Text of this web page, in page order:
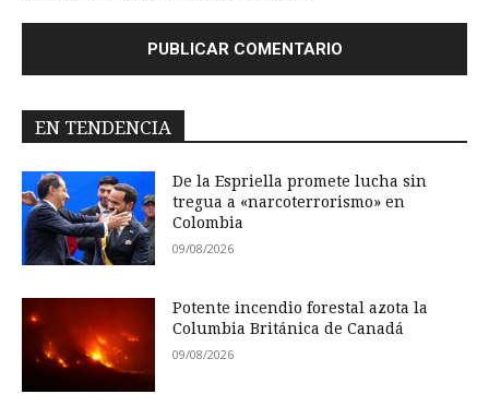
EN TENDENCIA
De la Espriella promete lucha sin
tregua a «narcoterrorismo» en
Colombia
09/08/2026
Potente incendio forestal azota la
Columbia Británica de Canadá
09/08/2026